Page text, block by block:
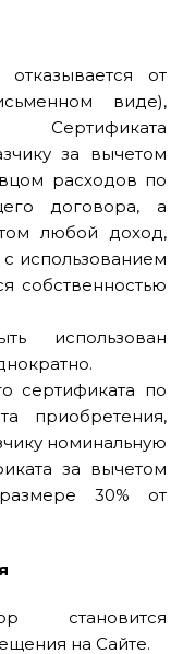
от
виде),
Сертификата
за вычетом
расходов по
договора, а
любой доход,
использованием
собственностью
использован
сертификата по
приобретения,
номинальную
за вычетом
30% от
становится
на Сайте.